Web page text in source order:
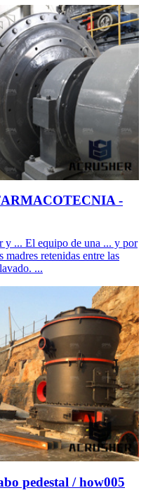
-
y ... El equipo de una ... y por
madres retenidas entre las
...
pedestal / how005